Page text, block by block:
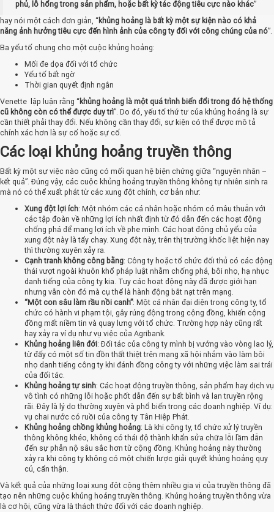
phủ, lỗ hổng trong sản phẩm, hoặc bất kỳ tác động tiêu cực nào khác”
hay nói một cách đơn giản, “khủng hoảng là bất kỳ một sự kiện nào có khả
năng ảnh hưởng tiêu cực đến hình ảnh của công ty đối với công chúng của nó”.
Ba yếu tố chung cho một cuộc khủng hoảng:
Mối đe dọa đối với tổ chức
Yếu tố bất ngờ
Thời gian quyết định ngắn
Venette lập luận rằng “khủng hoảng là một quá trình biến đổi trong đó hệ thống
cũ không còn có thể được duy trì”. Do đó, yếu tố thứ tư của khủng hoảng là sự
cần thiết phải thay đổi. Nếu không cần thay đổi, sự kiện có thể được mô tả
chính xác hơn là sự cố hoặc sự cố.
Các loại khủng hoảng truyền thông
Bất kỳ một sự việc nào cũng có mối quan hệ biện chứng giữa “nguyên nhân –
kết quả”. Đúng vậy, các cuộc khủng hoảng truyền thông không tự nhiên sinh ra
mà nó có thể xuất phát từ các xung đột chính, cơ bản như:
Xung đột lợi ích: Một nhóm các cá nhân hoặc nhóm có mâu thuẫn với
các tập đoàn về những lợi ích nhất định từ đó dẫn đến các hoạt động
chống phá để mang lợi ích về phe mình. Các hoạt động chủ yếu của
xung đột này là tẩy chay. Xung đột này, trên thị trường khốc liệt hiện nay
thì thường xuyên xảy ra.
Cạnh tranh không công bằng: Công ty hoặc tổ chức đối thủ có các động
thái vượt ngoài khuôn khổ pháp luật nhằm chống phá, bôi nhọ, hạ nhục
danh tiếng của công ty kia. Tuy các hoạt động này đã được giới hạn
nhưng vẫn còn đó mà cụ thể là hành động bắt nạt trên mạng.
“Một con sâu làm rầu nồi canh”: Một cá nhân đại diện trong công ty, tổ
chức có hành vi phạm tội, gây rúng động trong cộng đồng, khiến cộng
đồng mất niềm tin và quay lưng với tổ chức. Trường hợp này cũng rất
hay xảy ra ví dụ như vụ việc của Agribank.
Khủng hoảng liên đới: Đối tác của công ty mình bị vướng vào vòng lao lý,
từ đấy có một số tin đồn thất thiệt trên mạng xã hội nhắm vào làm bôi
nhọ danh tiếng công ty khi đánh đồng công ty với những việc làm sai trái
của đối tác.
Khủng hoảng tự sinh: Các hoạt động truyền thông, sản phẩm hay dịch vụ
vô tình có những lỗi hoặc phốt dẫn đến sự bất bình và lan truyền rộng
rãi. Đây là lý do thường xuyên và phổ biến trong các doanh nghiệp. Ví dụ:
vụ chai nước có ruồi của công ty Tân Hiệp Phát.
Khủng hoảng chồng khủng hoảng: Là khi công ty, tổ chức xử lý truyền
thông không khéo, không có thái độ thành khẩn sửa chữa lỗi lầm dẫn
đến sự phẫn nộ sâu sắc hơn từ cộng đồng. Khủng hoảng này thường
xảy ra khi công ty không có một chiến lược giải quyết khủng hoảng quy
củ, cẩn thận.
Và kết quả của những loại xung đột cộng thêm nhiều gia vị của truyền thông đã
tạo nên những cuộc khủng hoảng truyền thông. Khủng hoảng truyền thông vừa
là cơ hội, cũng vừa là thách thức đối với các doanh nghiệp.